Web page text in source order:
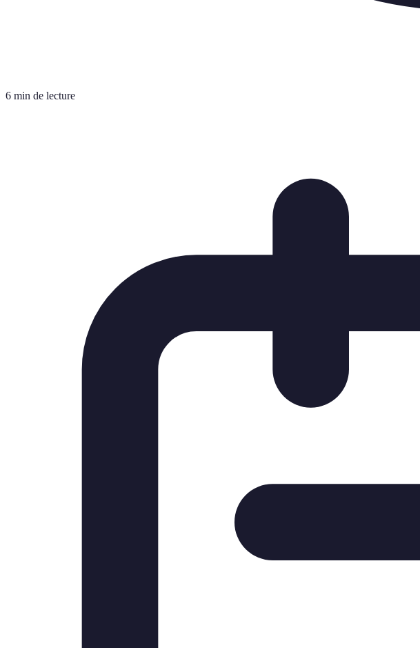
6 min de lecture